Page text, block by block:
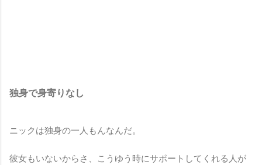
独身で身寄りなし
ニックは独身の一人もんなんだ。
彼女もいないからさ、こうゆう時にサポートしてくれる人が